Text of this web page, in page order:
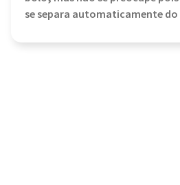
se separa automaticamente